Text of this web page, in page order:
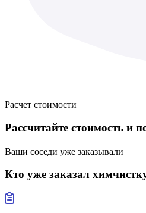
Расчет стоимости
Рассчитайте стоимость и
Ваши соседи уже заказывали
Кто уже заказал